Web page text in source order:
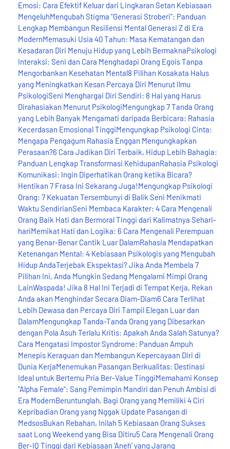
Emosi: Cara Efektif Keluar dari Lingkaran Setan Kebiasaan
MengeluhMengubah Stigma "Generasi Stroberi": Panduan
Lengkap Membangun Resiliensi Mental Generasi Z di Era
ModernMemasuki Usia 40 Tahun: Masa Kematangan dan
Kesadaran Diri Menuju Hidup yang Lebih BermaknaPsikologi
Interaksi: Seni dan Cara Menghadapi Orang Egois Tanpa
Mengorbankan Kesehatan Mental8 Pilihan Kosakata Halus
yang Meningkatkan Kesan Percaya Diri Menurut Ilmu
PsikologiSeni Menghargai Diri Sendiri: 8 Hal yang Harus
Dirahasiakan Menurut PsikologiMengungkap 7 Tanda Orang
yang Lebih Banyak Mengamati daripada Berbicara: Rahasia
Kecerdasan Emosional TinggiMengungkap Psikologi Cinta:
Mengapa Pengagum Rahasia Enggan Mengungkapkan
Perasaan?6 Cara Jadikan Diri Terbaik, Hidup Lebih Bahagia:
Panduan Lengkap Transformasi KehidupanRahasia Psikologi
Komunikasi: Ingin Diperhatikan Orang ketika Bicara?
Hentikan 7 Frasa Ini Sekarang Juga!Mengungkap Psikologi
Orang: 7 Kekuatan Tersembunyi di Balik Seni Menikmati
Waktu SendirianSeni Membaca Karakter: 4 Cara Mengenali
Orang Baik Hati dan Bermoral Tinggi dari Kalimatnya Sehari-
hariMemikat Hati dan Logika: 6 Cara Mengenali Perempuan
yang Benar-Benar Cantik Luar DalamRahasia Mendapatkan
Ketenangan Mental: 4 Kebiasaan Psikologis yang Mengubah
Hidup AndaTerjebak Ekspektasi? Jika Anda Membela 7
Pilihan Ini, Anda Mungkin Sedang Mengalami Mimpi Orang
LainWaspada! Jika 8 Hal Ini Terjadi di Tempat Kerja, Rekan
Anda akan Menghindar Secara Diam-Diam6 Cara Terlihat
Lebih Dewasa dan Percaya Diri Tampil Elegan Luar dan
DalamMengungkap Tanda-Tanda Orang yang Dibesarkan
dengan Pola Asuh Terlalu Kritis: Apakah Anda Salah Satunya?
Cara Mengatasi Impostor Syndrome: Panduan Ampuh
Menepis Keraguan dan Membangun Kepercayaan Diri di
Dunia KerjaMenemukan Pasangan Berkualitas: Destinasi
Ideal untuk Bertemu Pria Ber-Value TinggiMemahami Konsep
"Alpha Female": Sang Pemimpin Mandiri dan Penuh Ambisi di
Era ModernBeruntunglah, Bagi Orang yang Memiliki 4 Ciri
Kepribadian Orang yang Nggak Update Pasangan di
MedsosBukan Rebahan, Inilah 5 Kebiasaan Orang Sukses
saat Long Weekend yang Bisa Ditiru5 Cara Mengenali Orang
Ber-IQ Tinggi dari Kebiasaan 'Aneh' yang Jarang